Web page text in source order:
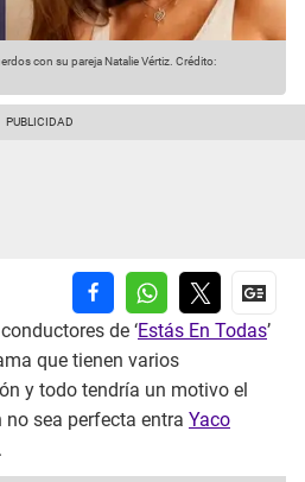
con su pareja Natalie Vértiz. Crédito:
de ‘Estás En Todas’
que tienen varios
y todo tendría un motivo el
sea perfecta entra Yaco
.